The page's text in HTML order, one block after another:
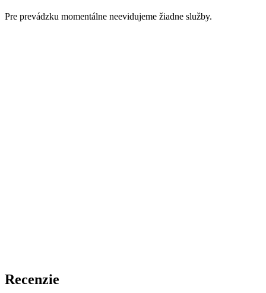
Pre prevádzku momentálne neevidujeme žiadne služby.
Recenzie